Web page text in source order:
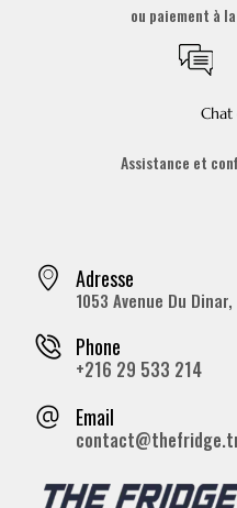
ou paiement à
Chat
Assistance et
Adresse
1053 Avenue Du
Phone
+216 29 533 214
Email